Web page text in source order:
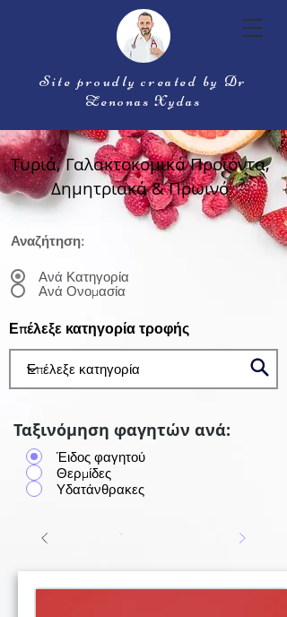
Site proudly created by Dr
Zenonas Xydas
Τυριά, Γαλακτοκομικά Προϊόντα,
Δημητριακά & Πρωινό
Αναζήτηση:
Ανά Κατηγορία
Ανά Ονομασία
Επέλεξε κατηγορία τροφής
Ταξινόμηση φαγητών ανά:
Έιδος φαγητού
Θερμίδες
Υδατάνθρακες